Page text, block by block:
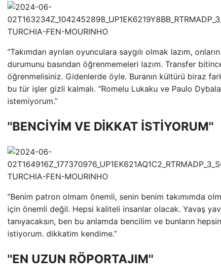
“Takımdan ayrılan oyunculara saygılı olmak lazım, onların
durumunu basından öğrenmemeleri lazım. Transfer
öğrenmelisiniz. Gidenlerde öyle. Buranın kültürü biraz
bu tür işler gizli kalmalı. “Romelu Lukaku ve Paulo
istemiyorum.”
''BENCİYİM VE DİKKAT İSTİYORUM''
“Benim patron olmam önemli, senin benim takımımda
için önemli değil. Hepsi kaliteli insanlar olacak. Yavaş
tanıyacaksın, ben bu anlamda bencilim ve bunların
istiyorum. dikkatim kendime.”
''EN UZUN RÖPORTAJIM''